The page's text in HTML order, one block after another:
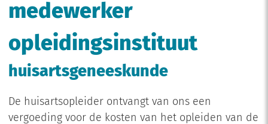
medewerker
opleidingsinstituut
huisartsgeneeskunde
De huisartsopleider ontvangt van ons een
vergoeding voor de kosten van het opleiden van de